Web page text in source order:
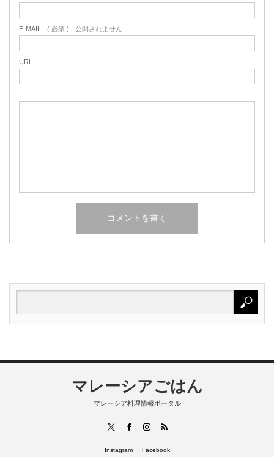
E-MAIL ( 必須 ) - 公開されません -
URL
マレーシアごはん
マレーシア料理情報ポータル
FacebookInstagram
RSS
Instagram Facebook